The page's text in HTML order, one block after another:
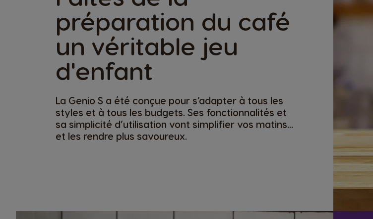
préparation du café
un véritable jeu
d'enfant
La Genio S a été conçue pour s’adapter à tous les
styles et à tous les budgets. Ses fonctionnalités et
sa simplicité d’utilisation vont simplifier vos matins...
et les rendre plus savoureux.